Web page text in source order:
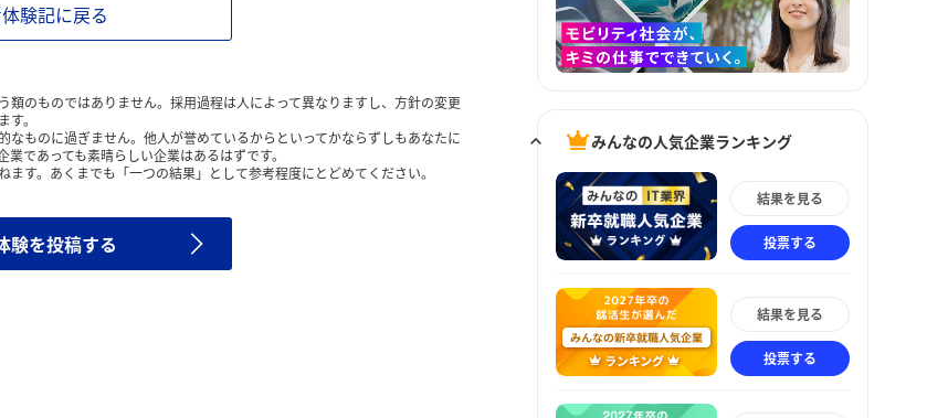
験記に戻る
のものではありません。採用過程は人によって異なりますし、方針の変更
。
ものに過ぎません。他人が誉めているからといってかならずしもあなたに
であっても素晴らしい企業はあるはずです。
す。あくまでも「一つの結果」として参考程度にとどめてください。
験を投稿する
みんなの人気企業ランキング
結果を見る
投票する
結果を見る
投票する